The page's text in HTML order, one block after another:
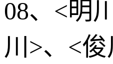
08、<明
川>、<俊